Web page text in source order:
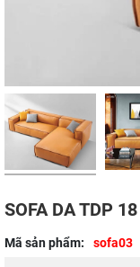
SOFA DA TDP 18
Mã sản phẩm: sofa03